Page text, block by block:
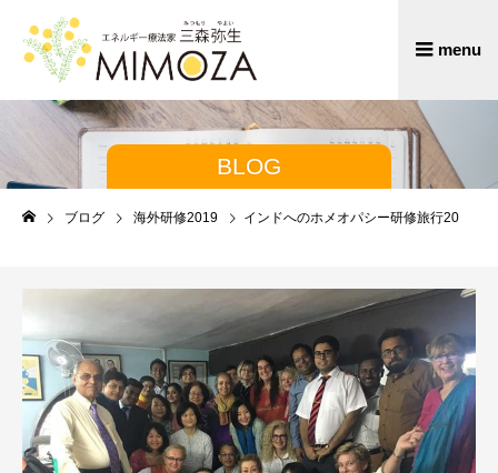
BLOG
ブログ 海外研修2019 インドへのホメオパシー研修旅行20